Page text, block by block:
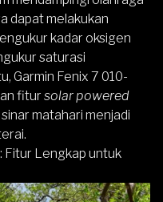
dapat melakukan
kadar oksigen
saturasi
Garmin Fenix 7 010-
fitur solar powered
matahari menjadi
Fitur Lengkap untuk